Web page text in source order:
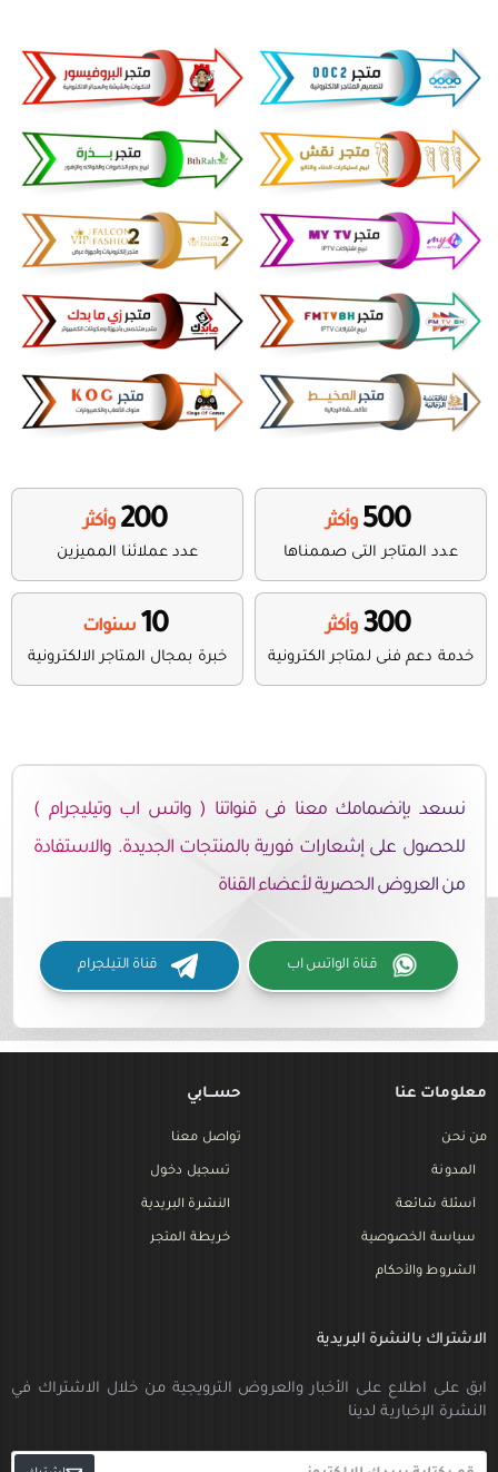
500
عدد المتاجر التى صممناها
300
خدمة دعم فنى لمتاجر الكترونية
200
عدد عملائنا المميزين
10
خبرة بمجال المتاجر الالكترونية
نسعد بإنضمامك معنا فى قنواتنا ( واتس اب وتيليجرام )
للحصول على إشعارات فورية بالمنتجات الجديدة. والاستفادة
من العروض الحصرية لأعضاء القناة
قناة الواتس اب قناة التيلجرام
معلومات عنا
من نحن
المدونة
أسئلة شائعة
سياسة الخصوصية
الشروط والأحكام
حســـابي
تواصل معنا
تسجيل دخول
النشرة البريدية
خريطة المتجر
الاشتراك بالنشرة البريدية
ابق على اطلاع على الأخبار والعروض الترويجية من خلال الاشتراك في
النشرة الإخبارية لدينا
قم